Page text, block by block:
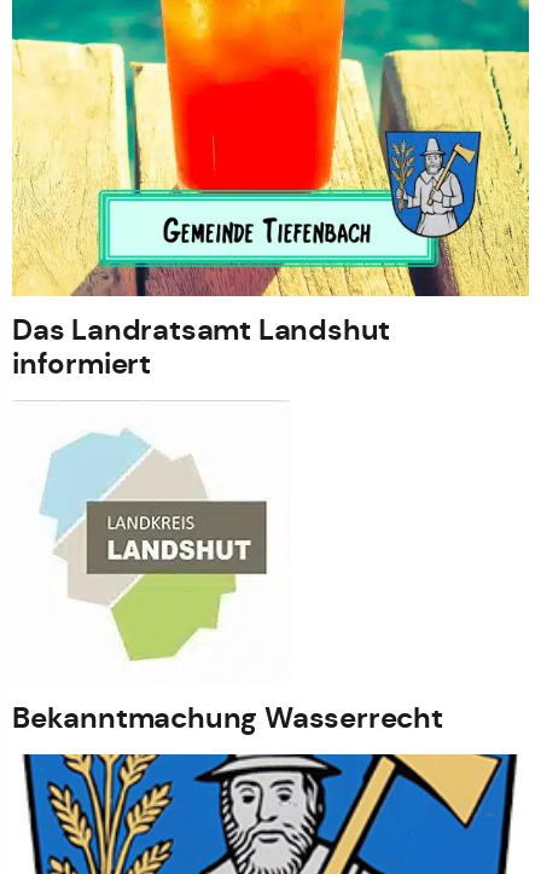
Das Landratsamt Landshut
informiert
Bekanntmachung Wasserrecht